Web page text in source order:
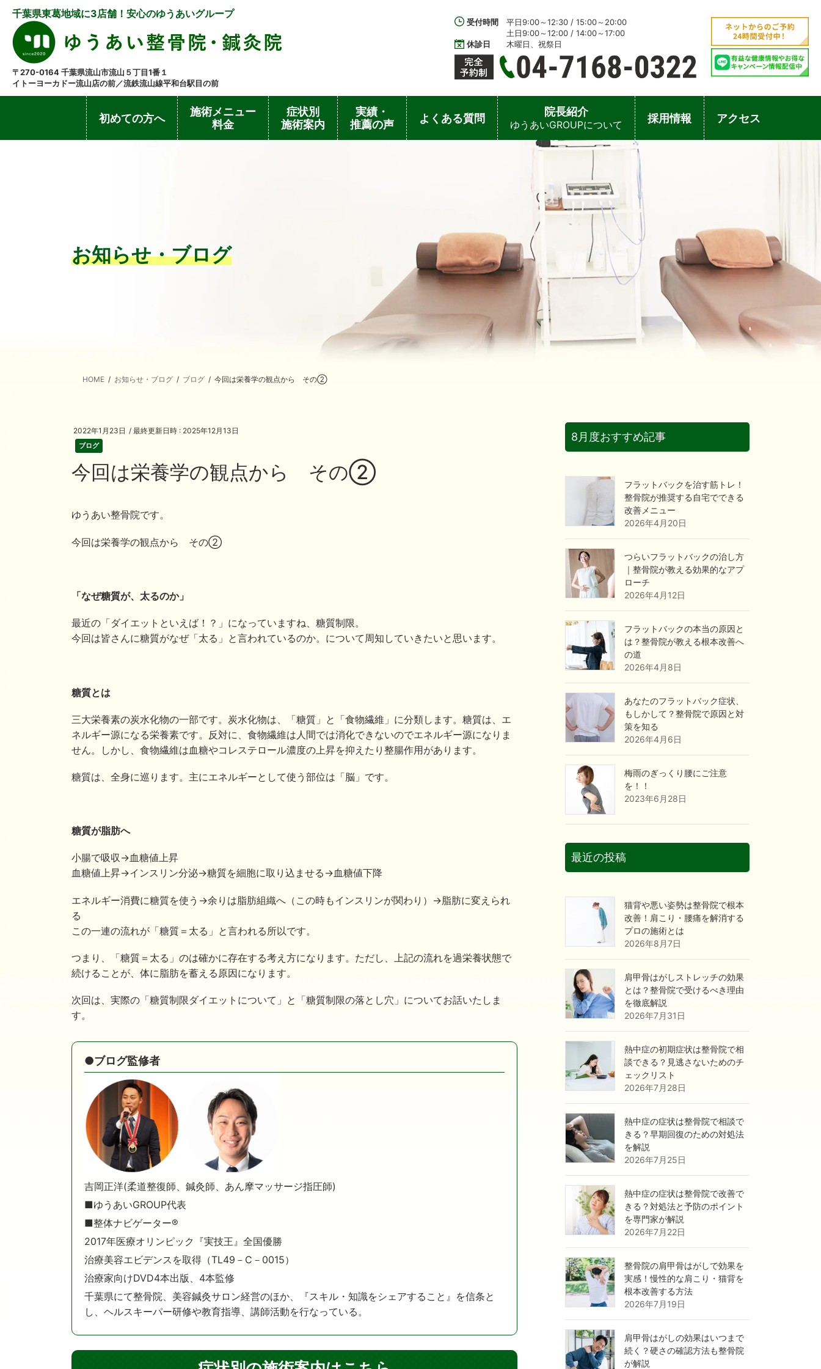
千葉県東葛地域に3店舗！安心のゆうあいグループ
〒270-0164 千葉県流山市流山５丁目1番１
イトーヨーカドー流山店の前／流鉄流山線平和台駅目の前
受付時間
平日9:00～12:30 / 15:00～20:00
土日9:00～12:00 / 14:00～17:00
休診日
木曜日、祝祭日
初めての方へ
施術メニュー
料金
症状別
施術案内
実績・
推薦の声
よくある質問 院長紹介
ゆうあいGROUPについて
採用情報 アクセス
お知らせ・ブログ
HOME お知らせ・ブログ ブログ 今回は栄養学の観点から その②
2022年1月23日 / 最終更新日時 : 2025年12月13日
ブログ
今回は栄養学の観点から その②
ゆうあい整骨院です。
今回は栄養学の観点から その②
「なぜ糖質が、太るのか」
最近の「ダイエットといえば！？」になっていますね、糖質制限。
今回は皆さんに糖質がなぜ「太る」と言われているのか。について周知していきたいと思います。
糖質とは
三大栄養素の炭水化物の一部です。炭水化物は、「糖質」と「食物繊維」に分類します。糖質は、エ
ネルギー源になる栄養素です。反対に、食物繊維は人間では消化できないのでエネルギー源になりま
せん。しかし、食物繊維は血糖やコレステロール濃度の上昇を抑えたり整腸作用があります。
糖質は、全身に巡ります。主にエネルギーとして使う部位は「脳」です。
糖質が脂肪へ
小腸で吸収→血糖値上昇
血糖値上昇→インスリン分泌→糖質を細胞に取り込ませる→血糖値下降
エネルギー消費に糖質を使う→余りは脂肪組織へ（この時もインスリンが関わり）→脂肪に変えられ
る
この一連の流れが「糖質＝太る」と言われる所以です。
つまり、「糖質＝太る」のは確かに存在する考え方になります。ただし、上記の流れを過栄養状態で
続けることが、体に脂肪を蓄える原因になります。
次回は、実際の「糖質制限ダイエットについて」と「糖質制限の落とし穴」についてお話いたしま
す。
●ブログ監修者
吉岡正洋(柔道整復師、鍼灸師、あん摩マッサージ指圧師)
■ゆうあいGROUP代表
■整体ナビゲーター®️
2017年医療オリンピック『実技王』全国優勝
治療美容エビデンスを取得（TL49－C－0015）
治療家向けDVD4本出版、4本監修
千葉県にて整骨院、美容鍼灸サロン経営のほか、『スキル・知識をシェアすること』を信条と
し、ヘルスキーパー研修や教育指導、講師活動を行なっている。
8月度おすすめ記事
フラットバックを治す筋トレ！
整骨院が推奨する自宅でできる
改善メニュー
2026年4月20日
つらいフラットバックの治し方
｜整骨院が教える効果的なアプ
ローチ
2026年4月12日
フラットバックの本当の原因と
は？整骨院が教える根本改善へ
の道
2026年4月8日
あなたのフラットバック症状、
もしかして？整骨院で原因と対
策を知る
2026年4月6日
梅雨のぎっくり腰にご注意
を！！
2023年6月28日
最近の投稿
猫背や悪い姿勢は整骨院で根本
改善！肩こり・腰痛を解消する
プロの施術とは
2026年8月7日
肩甲骨はがしストレッチの効果
とは？整骨院で受けるべき理由
を徹底解説
2026年7月31日
熱中症の初期症状は整骨院で相
談できる？見逃さないためのチ
ェックリスト
2026年7月28日
熱中症の症状は整骨院で相談で
きる？早期回復のための対処法
を解説
2026年7月25日
熱中症の症状は整骨院で改善で
きる？対処法と予防のポイント
を専門家が解説
2026年7月22日
整骨院の肩甲骨はがしで効果を
実感！慢性的な肩こり・猫背を
根本改善する方法
2026年7月19日
肩甲骨はがしの効果はいつまで
続く？硬さの確認方法も整骨院
が解説